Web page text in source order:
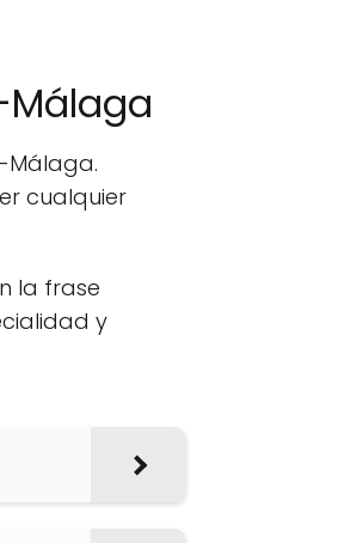
Málaga.
cualquier
la frase
y